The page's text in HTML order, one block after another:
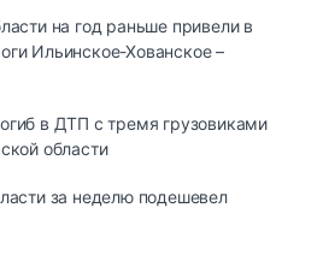
на год раньше привели в
Ильинское-Хованское –
в ДТП с тремя грузовиками
области
за неделю подешевел